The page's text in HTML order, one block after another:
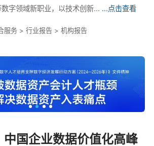
字领域新职业，以技术创新... ...点击查看
服务> 行业报告> 机构报告
中国企业数据价值化高峰